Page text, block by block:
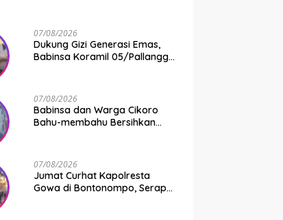
07/08/2026
Dukung Gizi Generasi Emas,
Babinsa Koramil 05/Pallangga
07/08/2026
Babinsa dan Warga Cikoro
Bahu-membahu Bersihkan
07/08/2026
Jumat Curhat Kapolresta
Gowa di Bontonompo, Serap